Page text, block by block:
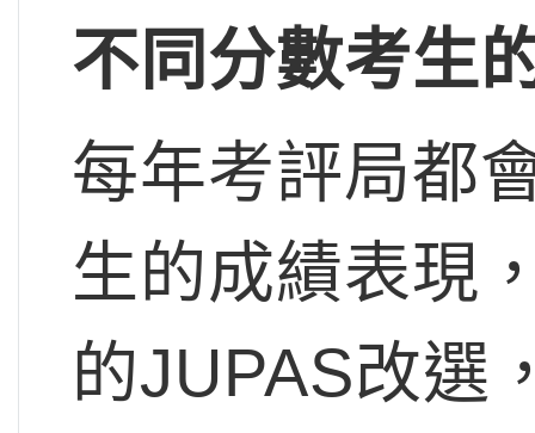
不同分數考生
每年考評局都
生的成績表現
的JUPAS改選